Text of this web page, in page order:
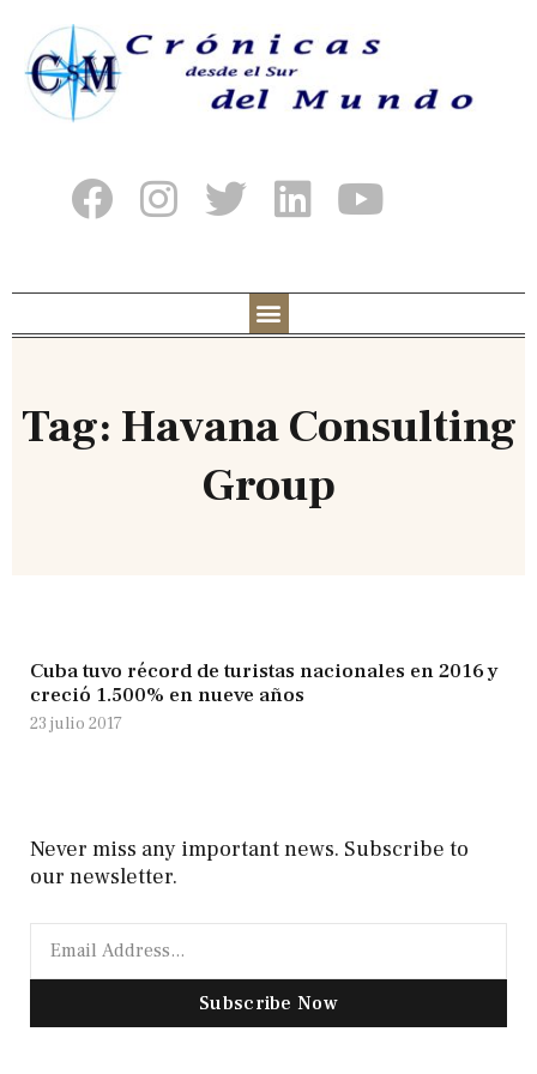
Tag: Havana Consulting
Group
Cuba tuvo récord de turistas nacionales en 2016 y
creció 1.500% en nueve años
23 julio 2017
Never miss any important news. Subscribe to
our newsletter.
Subscribe Now